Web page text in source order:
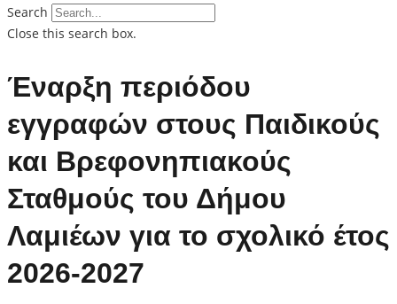
Search
Close this search box.
Έναρξη περιόδου
εγγραφών στους Παιδικούς
και Βρεφονηπιακούς
Σταθμούς του Δήμου
Λαμιέων για το σχολικό έτος
2026-2027